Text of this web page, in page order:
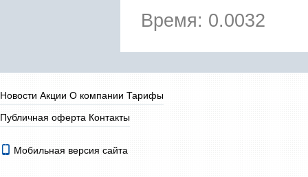
Время: 0.0032
Новости Акции О компании Тарифы
Публичная оферта Контакты
Мобильная версия сайта